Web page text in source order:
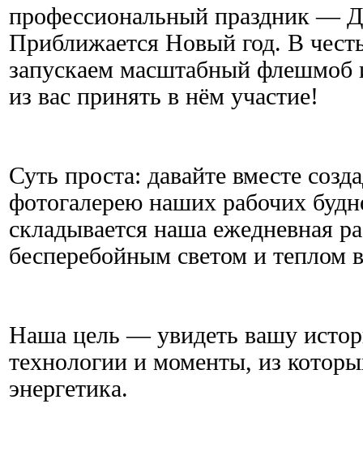
профессиональный праздник —
Приближается Новый год. В
запускаем масштабный флешмоб
из вас принять в нём участие!
Суть проста: давайте вместе
фотогалерею наших рабочих
складывается наша ежедневная
бесперебойным светом и теплом
Наша цель — увидеть вашу
технологии и моменты, из
энергетика.